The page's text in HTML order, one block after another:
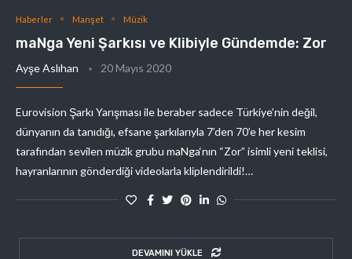
Haberler Manşet Müzik
maNga Yeni Şarkısı ve Klibiyle Gündemde: Zor
Ayşe Aslıhan 20 Mayıs 2020
Eurovision Şarkı Yarışması ile beraber sadece Türkiye’nin değil,
dünyanın da tanıdığı, efsane şarkılarıyla 7’den 70’e her kesim
tarafından sevilen müzik grubu maNga‘nın “Zor” isimli yeni teklisi,
hayranlarının gönderdiği videolarla kliplendirildi!…
DEVAMINI YÜKLE